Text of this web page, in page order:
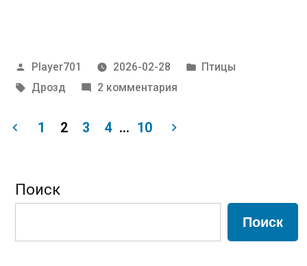
Написано
автором
Player701 2026-02-28
Написано
Птицы
Метки:
Дрозд 2 комментарияк
Чёрное
записей
1 2 3 4 … 10
Поиск
Поиск